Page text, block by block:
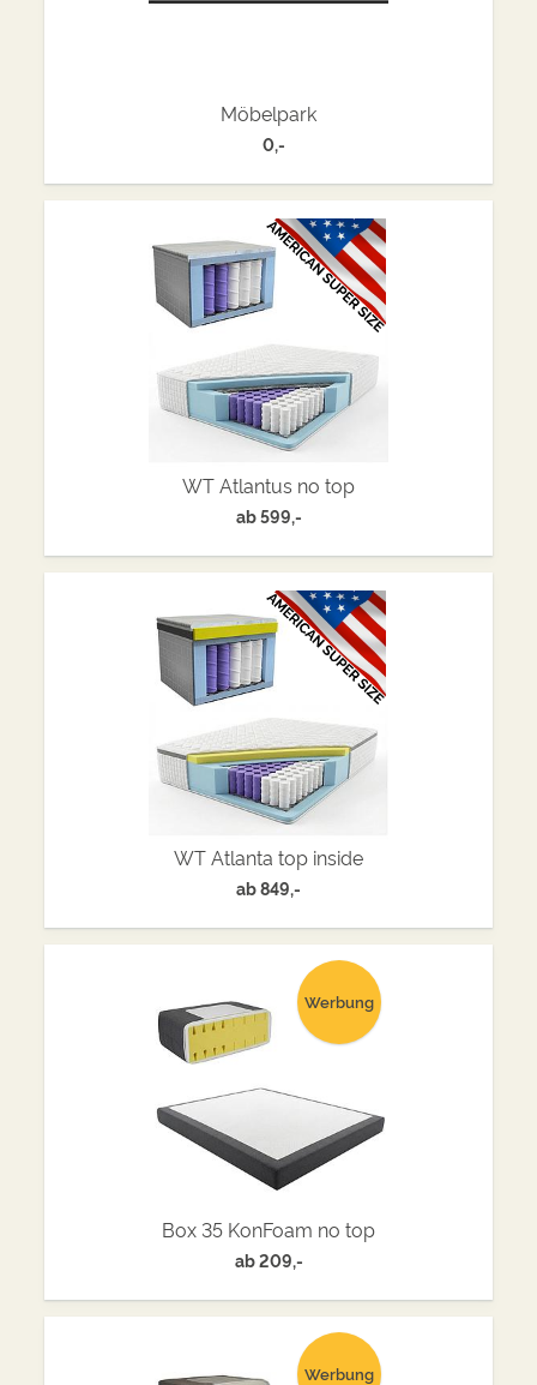
Möbelpark
0,-
WT Atlantus no top
ab599,-
WT Atlanta top inside
ab849,-
Werbung
Box 35 KonFoam no top
ab209,-
Werbung